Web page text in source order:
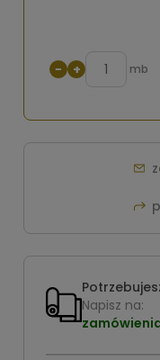
− + mb
Napisz na: